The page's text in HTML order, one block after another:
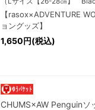
【rasox×ADVENTURE
ョングッズ】
1,650円(税込)
CHUMS×AW Penguinソ